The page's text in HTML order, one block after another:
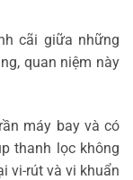
cãi giữa những
quan niệm này
máy bay và có
thanh lọc không
vi-rút và vi khuẩn